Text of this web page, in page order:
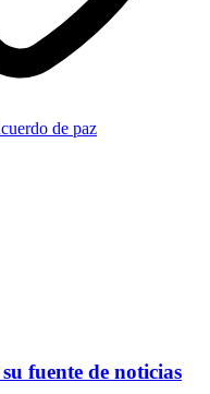
de paz
fuente de noticias